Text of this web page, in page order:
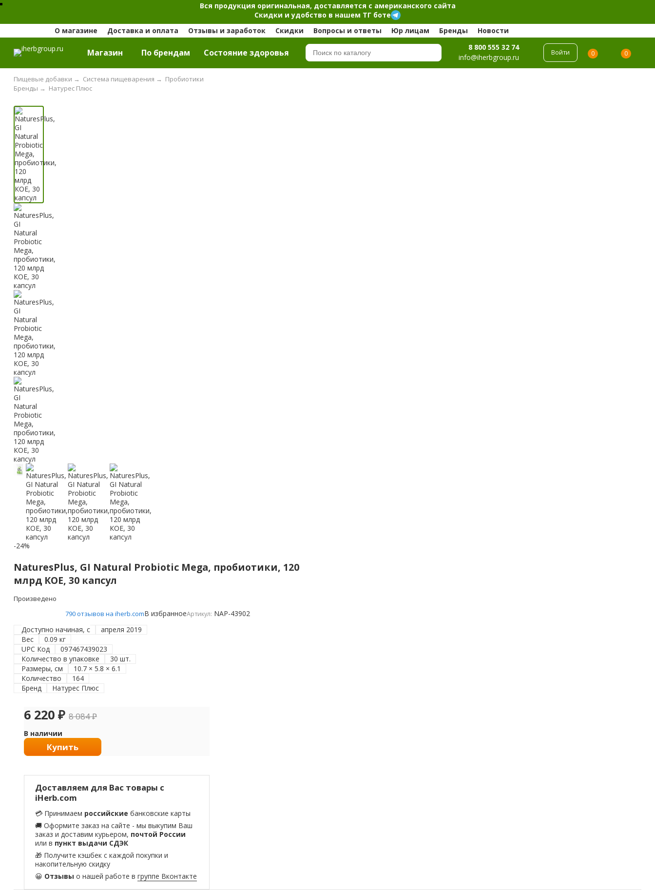
Вся продукция оригинальная, доставляется с американского сайта
Скидки и удобство в нашем ТГ боте
О магазине
Доставка и оплата Отзывы и заработок Скидки Вопросы и ответы Юр лицам Бренды Новости
Магазин По брендам Cостояние здоровья
8 800 555 32 74
info@iherbgroup.ru
Войти 0 0
Пищевые добавки → Система пищеварения → Пробиотики
Натурес Плюс
Бренды →
-24%
NaturesPlus, GI Natural Probiotic Mega, пробиотики, 120
млрд КОЕ, 30 капсул
Произведено
790 отзывов на iherb.comВ избранноеАртикул: NAP-43902
Доступно начиная, с
апреля 2019
Вес
0.09 кг
UPC Код
097467439023
Количество в упаковке
30 шт.
Размеры, см
10.7 × 5.8 × 6.1
Количество
164
Бренд
Натурес Плюс
6 220 ₽ 8 084₽
В наличии
Купить
Доставляем для Вас товары с
iHerb.com
💳 Принимаем российские банковские карты
🚚 Оформите заказ на сайте - мы выкупим Ваш
заказ и доставим курьером, почтой России
или в пункт выдачи СДЭК
🎁 Получите кэшбек с каждой покупки и
накопительную скидку
😀 Отзывы о нашей работе вгруппе Вконтакте